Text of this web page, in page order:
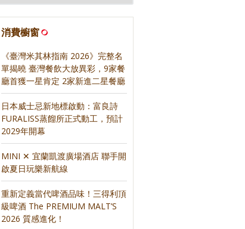
消費櫥窗
《臺灣米其林指南 2026》完整名
單揭曉 臺灣餐飲大放異彩，9家餐
廳首獲一星肯定 2家新進二星餐廳
日本威士忌新地標啟動：富良詩
FURALISS蒸餾所正式動工，預計
2029年開幕
MINI ✕ 宜蘭凱渡廣場酒店 聯手開
啟夏日玩樂新航線
重新定義當代啤酒品味！三得利頂
級啤酒 The PREMIUM MALT’S
2026 質感進化！